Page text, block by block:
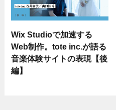
Wix Studioで加速する
Web制作。tote inc.が語る
音楽体験サイトの表現【後
編】